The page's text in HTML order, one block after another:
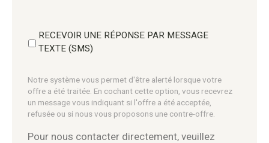
RECEVOIR UNE RÉPONSE PAR MESSAGE
TEXTE (SMS)
Notre système vous permet d'être alerté lorsque votre
offre a été traitée. En cochant cette option, vous recevrez
un message vous indiquant si l'offre a été acceptée,
refusée ou si nous vous proposons une contre-offre.
Pour nous contacter directement, veuillez